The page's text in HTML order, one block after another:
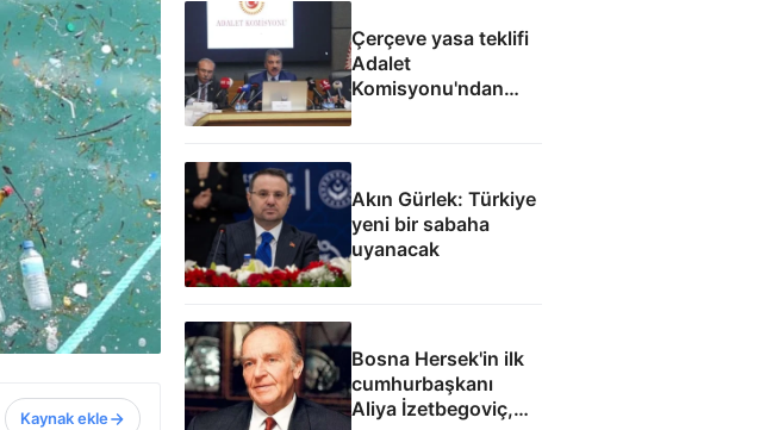
Kaynak ekle
Çerçeve yasa teklifi
Adalet
Komisyonu'ndan
geçti
Akın Gürlek: Türkiye
yeni bir sabaha
uyanacak
Bosna Hersek'in ilk
cumhurbaşkanı
Aliya İzetbegoviç,